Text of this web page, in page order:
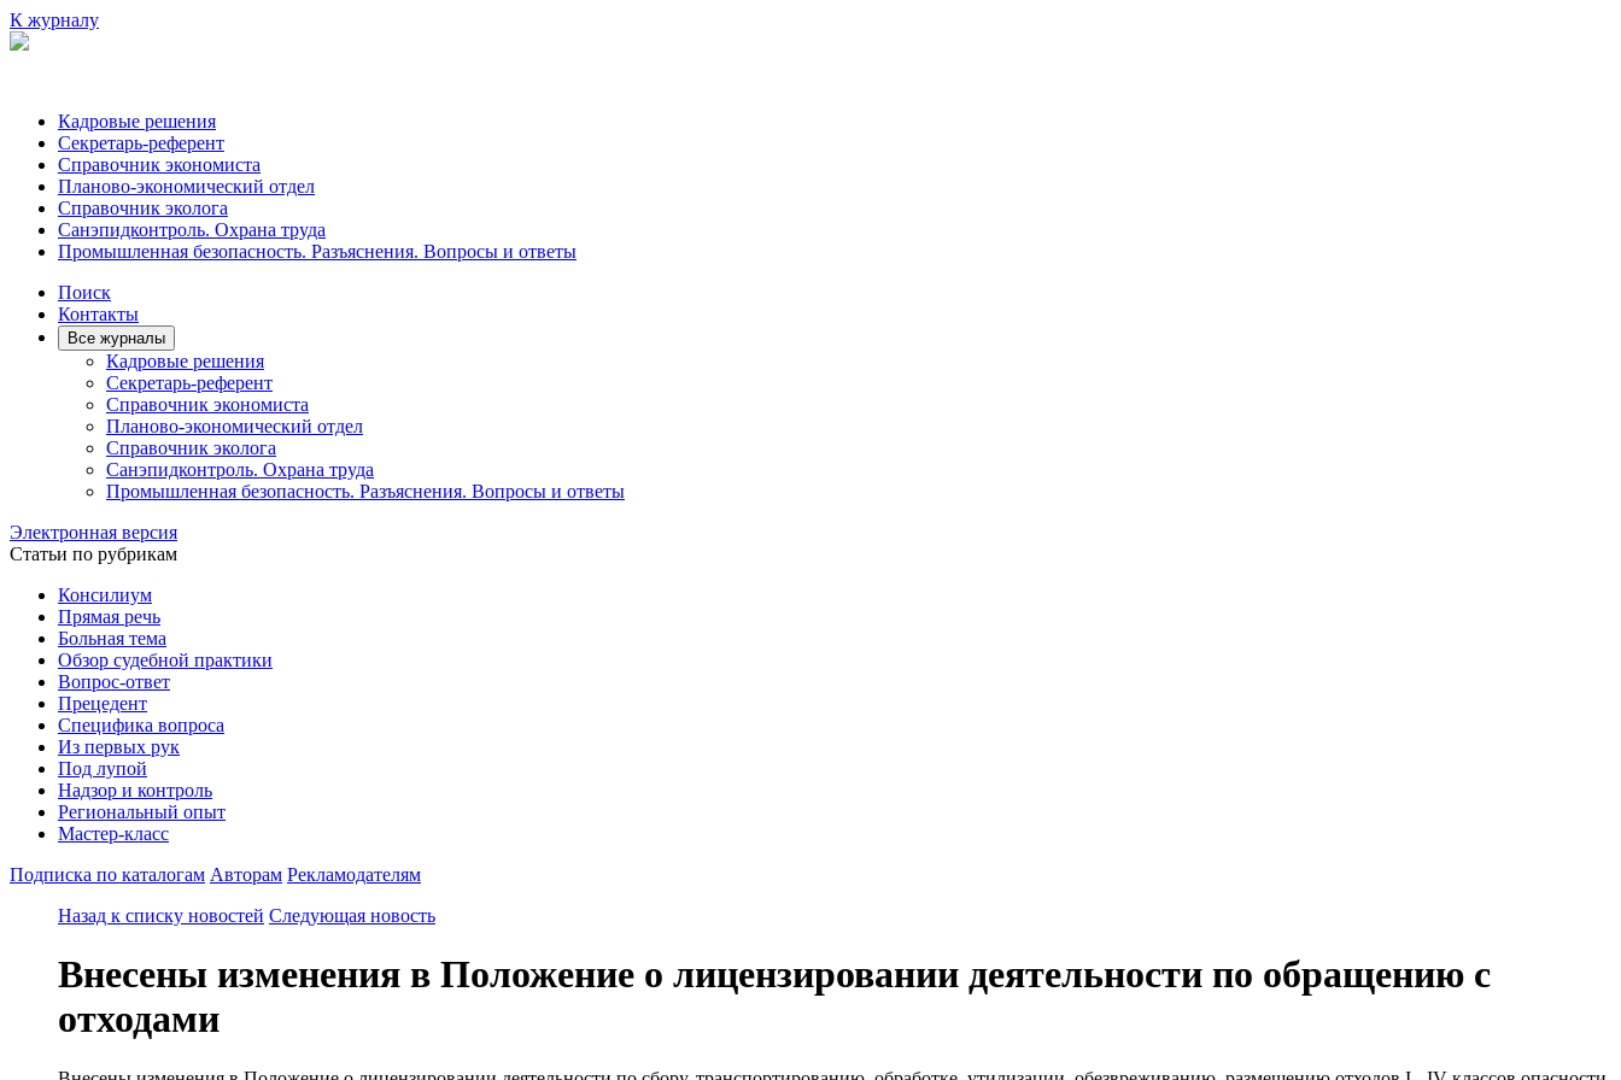
К журналу
Кадровые решения
Секретарь-референт
Справочник экономиста
Планово-экономический отдел
Справочник эколога
Санэпидконтроль. Охрана труда
Промышленная безопасность. Разъяснения. Вопросы и ответы
Поиск
Контакты
Все журналы
Кадровые решения
Секретарь-референт
Справочник экономиста
Планово-экономический отдел
Справочник эколога
Санэпидконтроль. Охрана труда
Промышленная безопасность. Разъяснения. Вопросы и ответы
Электронная версия
Статьи по рубрикам
Консилиум
Прямая речь
Больная тема
Обзор судебной практики
Вопрос-ответ
Прецедент
Специфика вопроса
Из первых рук
Под лупой
Надзор и контроль
Региональный опыт
Мастер-класс
Подписка по каталогам Авторам Рекламодателям
Назад к списку новостей Следующая новость
Внесены изменения в Положение о лицензировании деятельности по обращению с
отходами